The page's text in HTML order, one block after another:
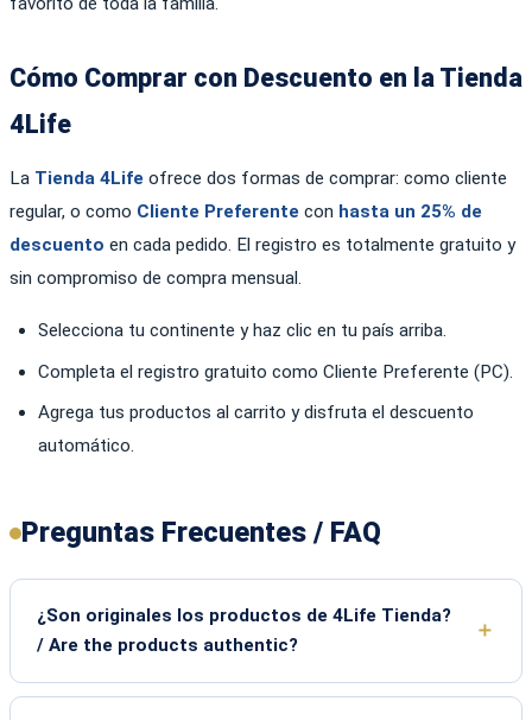
Cómo Comprar con Descuento en la Tienda
4Life
La Tienda 4Life ofrece dos formas de comprar: como cliente
regular, o como Cliente Preferente con hasta un 25% de
descuento en cada pedido. El registro es totalmente gratuito y
sin compromiso de compra mensual.
Selecciona tu continente y haz clic en tu país arriba.
Completa el registro gratuito como Cliente Preferente (PC).
Agrega tus productos al carrito y disfruta el descuento
automático.
Preguntas Frecuentes / FAQ
¿Son originales los productos de 4Life Tienda?
/ Are the products authentic?